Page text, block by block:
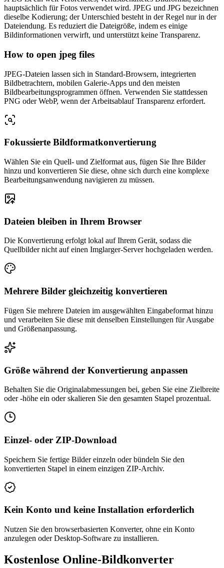
hauptsächlich für Fotos verwendet wird. JPEG und JPG bezeichnen
dieselbe Kodierung; der Unterschied besteht in der Regel nur in der
Dateiendung. Es reduziert die Dateigröße, indem es einige
Bildinformationen verwirft, und unterstützt keine Transparenz.
How to open jpeg files
JPEG-Dateien lassen sich in Standard-Browsern, integrierten
Bildbetrachtern, mobilen Galerie-Apps und den meisten
Bildbearbeitungsprogrammen öffnen. Verwenden Sie stattdessen
PNG oder WebP, wenn der Arbeitsablauf Transparenz erfordert.
Fokussierte Bildformatkonvertierung
Wählen Sie ein Quell- und Zielformat aus, fügen Sie Ihre Bilder
hinzu und konvertieren Sie diese, ohne sich durch eine komplexe
Bearbeitungsanwendung navigieren zu müssen.
Dateien bleiben in Ihrem Browser
Die Konvertierung erfolgt lokal auf Ihrem Gerät, sodass die
Quellbilder nicht auf einen Imglarger-Server hochgeladen werden.
Mehrere Bilder gleichzeitig konvertieren
Fügen Sie mehrere Dateien im ausgewählten Eingabeformat hinzu
und verarbeiten Sie diese mit denselben Einstellungen für Ausgabe
und Größenanpassung.
Größe während der Konvertierung anpassen
Behalten Sie die Originalabmessungen bei, geben Sie eine Zielbreite
oder -höhe ein oder skalieren Sie den gesamten Stapel prozentual.
Einzel- oder ZIP-Download
Speichern Sie fertige Bilder einzeln oder bündeln Sie den
konvertierten Stapel in einem einzigen ZIP-Archiv.
Kein Konto und keine Installation erforderlich
Nutzen Sie den browserbasierten Konverter, ohne ein Konto
anzulegen oder Desktop-Software zu installieren.
Kostenlose Online-Bildkonverter